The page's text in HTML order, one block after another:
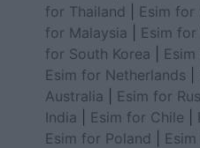
for Thailand
Esim for
for Malaysia
Esim
for South Korea
Esim for Netherlands
Australia
Esim for
India
Esim for Chile
Esim for Poland